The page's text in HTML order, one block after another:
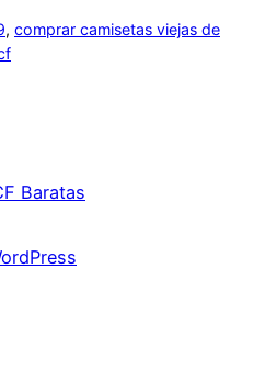
, comprar camisetas viejas de
Baratas